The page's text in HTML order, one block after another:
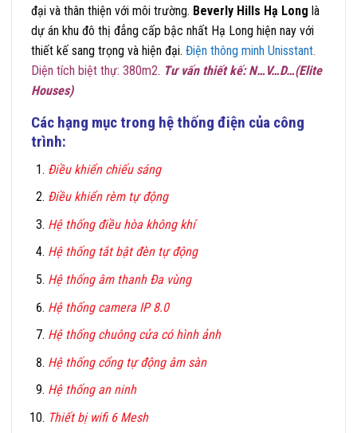
đại và thân thiện với môi trường. Beverly Hills Hạ Long là
dự án khu đô thị đẳng cấp bậc nhất Hạ Long hiện nay với
thiết kế sang trọng và hiện đại. Điện thông minh Unisstant.
Diện tích biệt thự: 380m2. Tư vấn thiết kế: N…V…D…(Elite
Houses)
Các hạng mục trong hệ thống điện của công
trình:
Điều khiển chiếu sáng
Điều khiển rèm tự động
Hệ thống điều hòa không khí
Hệ thống tắt bật đèn tự động
Hệ thống âm thanh Đa vùng
Hệ thống camera IP 8.0
Hệ thống chuông cửa có hình ảnh
Hệ thống cổng tự động âm sàn
Hệ thống an ninh
Thiết bị wifi 6 Mesh